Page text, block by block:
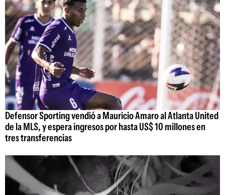
Defensor Sporting vendió a Mauricio Amaro al Atlanta United
de la MLS, y espera ingresos por hasta US$ 10 millones en
tres transferencias